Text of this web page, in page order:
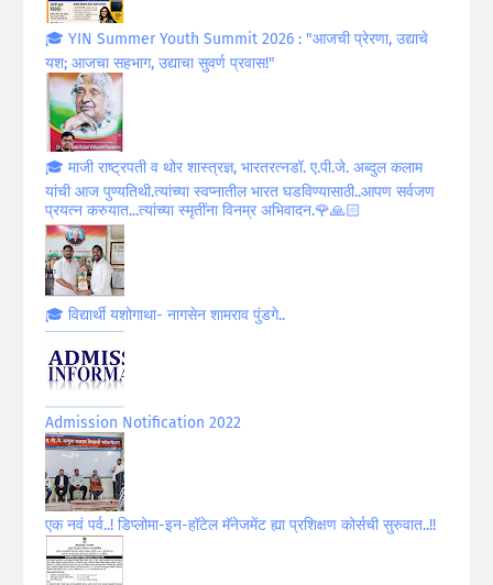
🎓 YIN Summer Youth Summit 2026 : "आजची प्रेरणा, उद्याचे
यश; आजचा सहभाग, उद्याचा सुवर्ण प्रवास!"
🎓 माजी राष्ट्रपती व थोर शास्त्रज्ञ, भारतरत्नडॉ. ए.पी.जे. अब्दुल कलाम
यांची आज पुण्यतिथी.त्यांच्या स्वप्नातील भारत घडविण्यासाठी..आपण सर्वजण
प्रयत्न करुयात...त्यांच्या स्मृतींना विनम्र अभिवादन.🌹🙏🏻
🎓 विद्यार्थी यशोगाथा- नागसेन शामराव पुंडगे..
Admission Notification 2022
एक नवं पर्व..! डिप्लोमा-इन-हॉटेल मॅनेजमेंट ह्या प्रशिक्षण कोर्सची सुरुवात..!!